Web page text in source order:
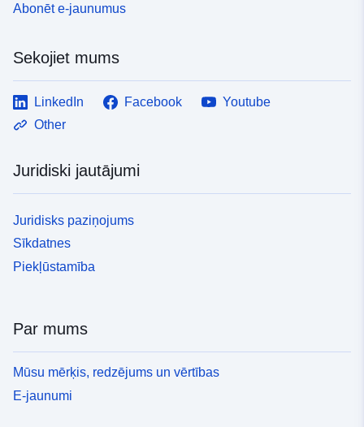
Abonēt e-jaunumus
Sekojiet mums
LinkedIn Facebook
Youtube
Other
Juridiski jautājumi
Juridisks paziņojums
Sīkdatnes
Piekļūstamība
Par mums
Mūsu mērķis, redzējums un vērtības
E-jaunumi